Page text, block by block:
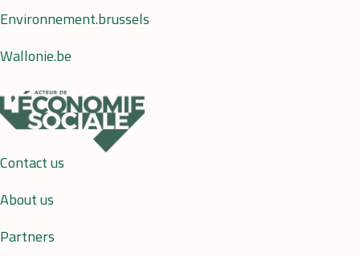
Environnement.brussels
Wallonie.be
Contact us
About us
Partners